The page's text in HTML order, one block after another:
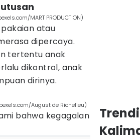
MART PRODUCTION)
atau
dipercaya.
tertentu anak
dikontrol, anak
dirinya.
August de Richelieu)
bahwa kegagalan